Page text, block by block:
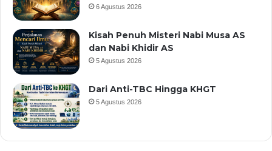
6 Agustus 2026
Kisah Penuh Misteri Nabi Musa AS
dan Nabi Khidir AS
5 Agustus 2026
Dari Anti-TBC Hingga KHGT
5 Agustus 2026